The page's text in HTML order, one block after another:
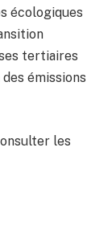
écologiques
tertiaires
émissions
les